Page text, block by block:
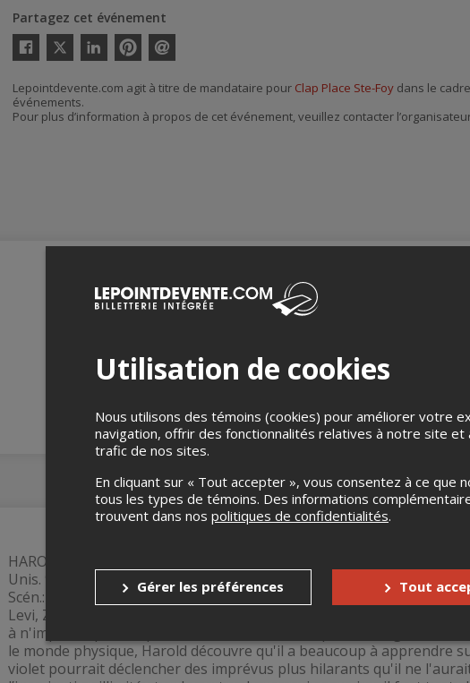
Partagez cet événement
Facebook
Twitter
LinkedinPinterestEnvoyer
courriel
Lepointdevente.com agit à titre de mandataire pour Clap Place Ste-Foy dans le
événements.
Pour plus d’information à propos de cet événement, veuillez contacter
HAROLD ET LE CRAYON VIOLET Un film de Carlos Saldanha · Du
Unis. 90 min (V.F. de Harold and the Purple Crayon). Aventure
Scén.: David Guion, Michael Handelman, d’après l’oeuvre de
Levi, Zooey Deschanel, Jemaine Clement, Alfred Molina. Synopsis:
à n'importe quoi simplement en le dessinant. Après avoir grandi et
le monde physique, Harold découvre qu'il a beaucoup à apprendre
violet pourrait déclencher des imprévus plus hilarants qu'il ne
Utilisation de cookies
Nous utilisons des témoins (cookies) pour améliorer votre
navigation, offrir des fonctionnalités relatives à notre site et
trafic de nos sites.
En cliquant sur « Tout accepter », vous consentez à ce que
tous les types de témoins. Des informations
trouvent dans nos politiques de confidentialités.
Gérer les préférences Tout